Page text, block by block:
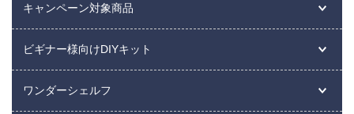
キャンペーン対象商品
ビギナー様向けDIYキット
ワンダーシェルフ